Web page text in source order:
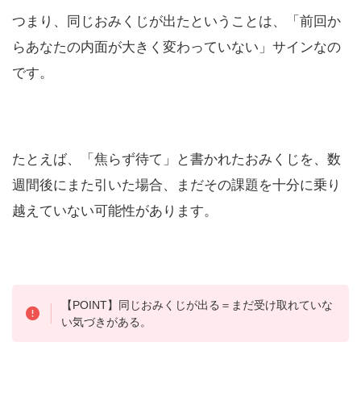
つまり、同じおみくじが出たということは、「前回か
らあなたの内面が大きく変わっていない」サインなの
です。
たとえば、「焦らず待て」と書かれたおみくじを、数
週間後にまた引いた場合、まだその課題を十分に乗り
越えていない可能性があります。
【POINT】同じおみくじが出る＝まだ受け取れていな
い気づきがある。